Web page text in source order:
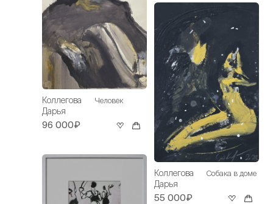
Коллегова
Дарья
Человек
96 000₽
Коллегова
Дарья
Собака в доме
55 000₽